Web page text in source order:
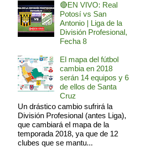
🔴EN VIVO: Real
Potosí vs San
Antonio | Liga de la
División Profesional,
Fecha 8
El mapa del fútbol
cambia en 2018
serán 14 equipos y 6
de ellos de Santa
Cruz
Un drástico cambio sufrirá la
División Profesional (antes Liga),
que cambiará el mapa de la
temporada 2018, ya que de 12
clubes que se mantu...